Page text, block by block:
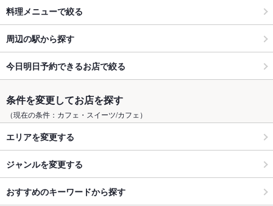
料理メニューで絞る
周辺の駅から探す
今日明日予約できるお店で絞る
条件を変更してお店を探す
（現在の条件：カフェ・スイーツ/カフェ）
エリアを変更する
ジャンルを変更する
おすすめのキーワードから探す